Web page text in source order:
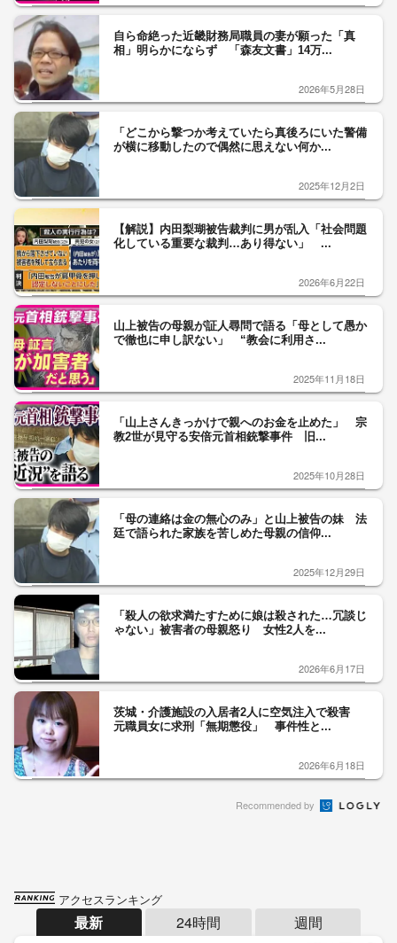
自ら命絶った近畿財務局職員の妻が願った「真
相」明らかにならず 「森友文書」14万...
2026年5月28日
「どこから撃つか考えていたら真後ろにいた警備
が横に移動したので偶然に思えない何か...
2025年12月2日
【解説】内田梨瑚被告裁判に男が乱入「社会問題
化している重要な裁判…あり得ない」 ...
2026年6月22日
山上被告の母親が証人尋問で語る「母として愚か
で徹也に申し訳ない」 “教会に利用さ...
2025年11月18日
「山上さんきっかけで親へのお金を止めた」 宗
教2世が見守る安倍元首相銃撃事件 旧...
2025年10月28日
「母の連絡は金の無心のみ」と山上被告の妹 法
廷で語られた家族を苦しめた母親の信仰...
2025年12月29日
「殺人の欲求満たすために娘は殺された…冗談じ
ゃない」被害者の母親怒り 女性2人を...
2026年6月17日
茨城・介護施設の入居者2人に空気注入で殺害
元職員女に求刑「無期懲役」 事件性と...
2026年6月18日
Recommended by
アクセスランキング
最新 24時間 週間